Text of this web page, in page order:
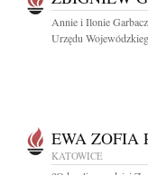
Annie i Ilonie
Urzędu
EWA ZOFIA
KATOWICE